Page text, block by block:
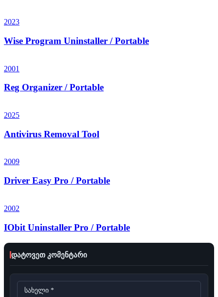
2023
Wise Program Uninstaller / Portable
2001
Reg Organizer / Portable
2025
Antivirus Removal Tool
2009
Driver Easy Pro / Portable
2002
IObit Uninstaller Pro / Portable
დატოვეთ კომენტარი